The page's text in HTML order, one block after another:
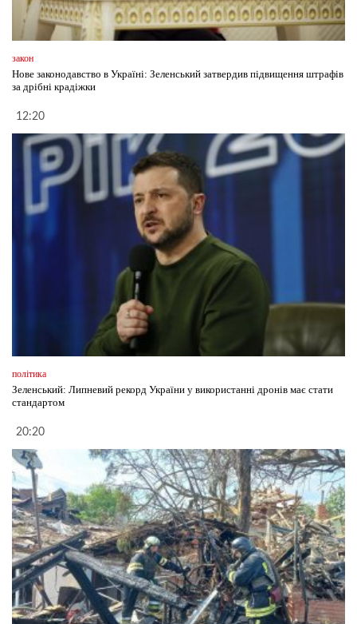
закон
Нове законодавство в Україні: Зеленський затвердив підвищення штрафів
за дрібні крадіжки
12:20
політика
Зеленський: Липневий рекорд України у використанні дронів має стати
стандартом
20:20